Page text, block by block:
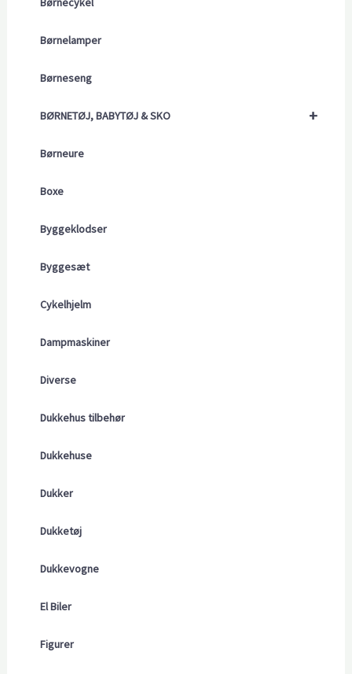
Børnelamper
Børneseng
+
BØRNETØJ, BABYTØJ & SKO
Børneure
Boxe
Byggeklodser
Byggesæt
Cykelhjelm
Dampmaskiner
Diverse
Dukkehus tilbehør
Dukkehuse
Dukker
Dukketøj
Dukkevogne
El Biler
Figurer